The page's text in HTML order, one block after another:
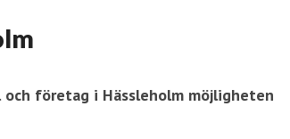
företag i Hässleholm möjligheten